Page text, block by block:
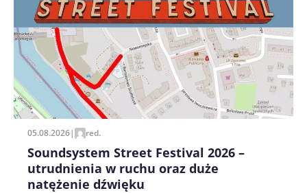
Zapamiętaj moje dane w tej przeglądarce podczas
pisania kolejnych komentarzy.
05.08.2026| red.
Soundsystem Street Festival 2026 –
utrudnienia w ruchu oraz duże
natężenie dźwięku